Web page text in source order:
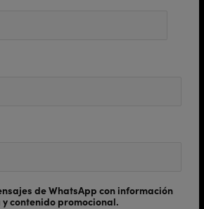
de WhatsApp con información
contenido promocional.